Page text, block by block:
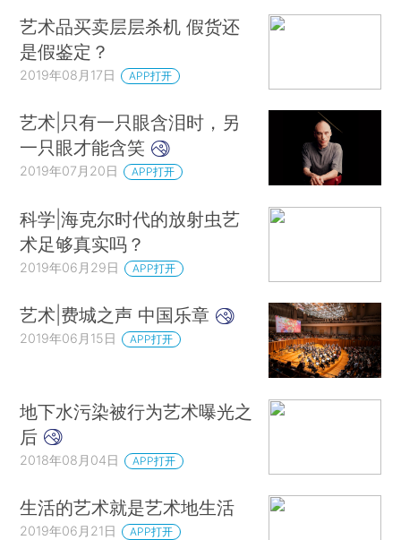
艺术品买卖层层杀机 假货还
是假鉴定？
2019年08月17日 APP打开
艺术|只有一只眼含泪时，另
一只眼才能含笑
2019年07月20日 APP打开
科学|海克尔时代的放射虫艺
术足够真实吗？
2019年06月29日 APP打开
艺术|费城之声 中国乐章
2019年06月15日 APP打开
地下水污染被行为艺术曝光之
后
2018年08月04日 APP打开
生活的艺术就是艺术地生活
2019年06月21日 APP打开